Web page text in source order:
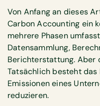
Von Anfang an dieses
Carbon Accounting ein
mehrere Phasen
Datensammlung,
Berichterstattung. Aber
Tatsächlich besteht
Emissionen eines
reduzieren.